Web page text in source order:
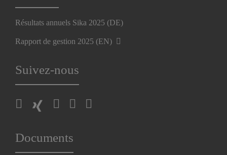
Résultats annuels Sika 2025 (DE)
Rapport de gestion 2025 (EN)
Suivez-nous
Documents